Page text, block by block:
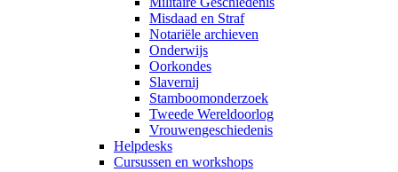
Misdaad en Straf
Notariële archieven
Onderwijs
Oorkondes
Slavernij
Stamboomonderzoek
Tweede Wereldoorlog
Vrouwengeschiedenis
Helpdesks
Cursussen en workshops